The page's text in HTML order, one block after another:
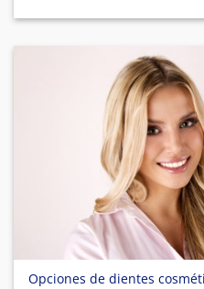
Opciones de dientes